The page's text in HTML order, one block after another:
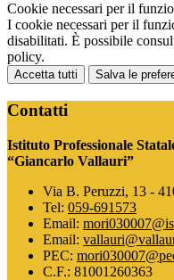
Cookie necessari per il
I cookie necessari per il
disabilitati. È possibile
policy.
Accetta tutti Salva le
Contatti
Istituto Professionale
“Giancarlo Vallauri”
Via B. Peruzzi, 13 -
Tel: 059-691573
Email:
Email:
PEC:
C.F.: 81001260363